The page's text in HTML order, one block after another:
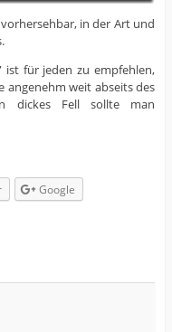
in der Art und
ist für jeden zu empfehlen,
angenehm weit abseits des
dickes Fell sollte man
Google